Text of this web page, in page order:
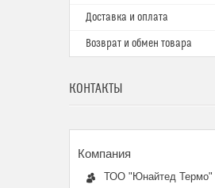
Доставка и оплата
Возврат и обмен товара
КОНТАКТЫ
ТОО "Юнайтед Термо"